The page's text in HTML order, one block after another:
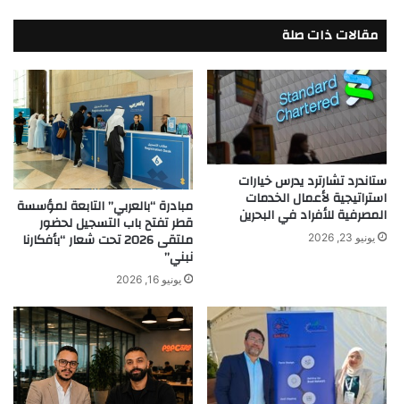
أسوان
مقالات ذات صلة
ستاندرد تشارترد يدرس خيارات
استراتيجية لأعمال الخدمات
المصرفية للأفراد في البحرين
يونيو 23, 2026
مبادرة “بالعربي” التابعة لمؤسسة
قطر تفتح باب التسجيل لحضور
ملتقى 2026 تحت شعار “بأفكارنا
نبني”
يونيو 16, 2026